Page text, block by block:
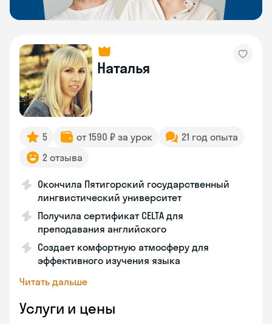
Наталья
5 от 1590 ₽ за урок
21 год опыта
2 отзыва
Окончила Пятигорский государственный
лингвистический университет
Получила сертификат CELTA для
преподавания английского
Создает комфортную атмосферу для
эффективного изучения языка
Читать дальше
Услуги и цены